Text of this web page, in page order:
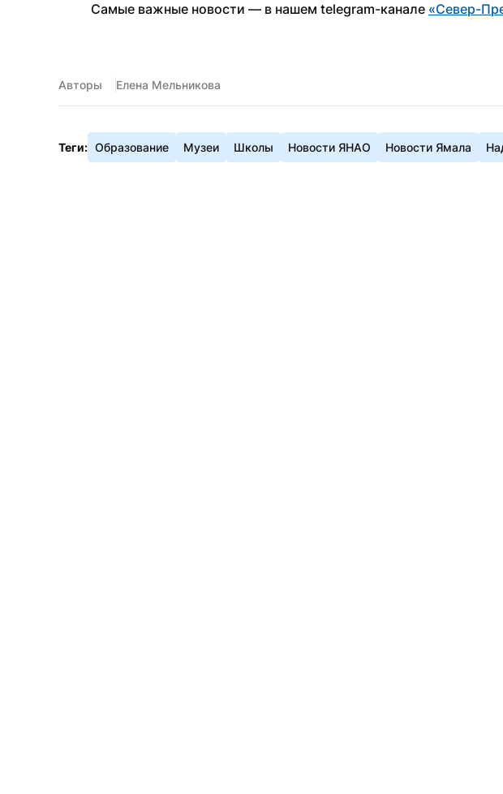
Самые важные новости — в нашем telegram-канале «Север-
Авторы Елена Мельникова
Теги: Образование Музеи Школы Новости ЯНАО Новости Ямала